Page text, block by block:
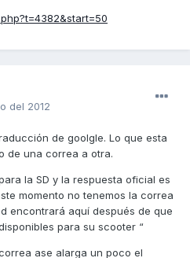
del 2012
de goolgle. Lo que esta
de una correa a otra.
la SD y la respuesta oficial es
momento no tenemos la correa
encontrará aquí después de que
para su scooter “
ase alarga un poco el